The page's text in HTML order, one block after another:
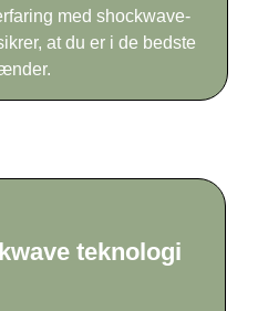
med shockwave-
at du er i de bedste
teknologi